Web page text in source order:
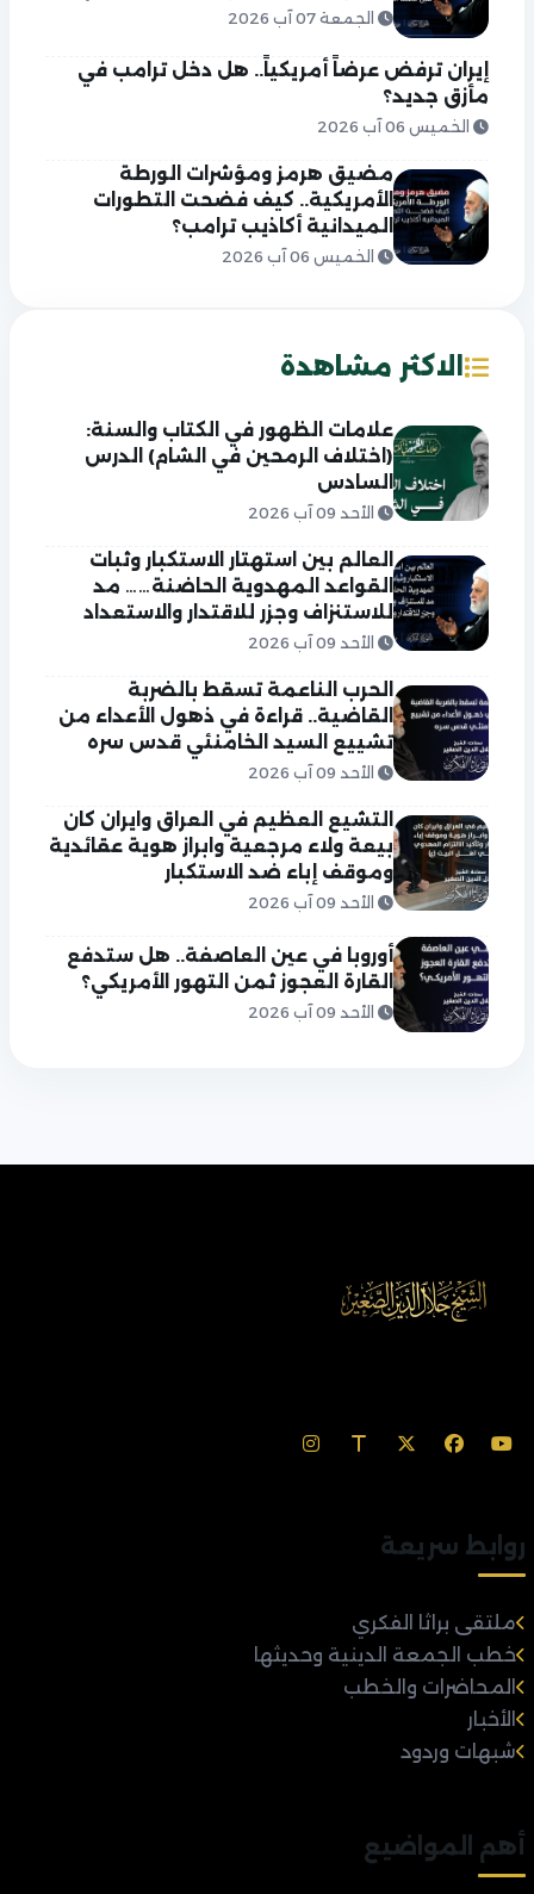
الجمعة 07 آب 2026
إيران ترفض عرضاً أمريكياً.. هل دخل ترامب في
مأزق جديد؟
الخميس 06 آب 2026
مضيق هرمز ومؤشرات الورطة
الأمريكية.. كيف فضحت التطورات
الميدانية أكاذيب ترامب؟
الخميس 06 آب 2026
الاكثر مشاهدة
علامات الظهور في الكتاب والسنة:
(اختلاف الرمحين في الشام) الدرس
السادس
الأحد 09 آب 2026
العالم بين استهتار الاستكبار وثبات
القواعد المهدوية الحاضنة…… مد
للاستنزاف وجزر للاقتدار والاستعداد
الأحد 09 آب 2026
الحرب الناعمة تسقط بالضربة
القاضية.. قراءة في ذهول الأعداء من
تشييع السيد الخامنئي قدس سره
الأحد 09 آب 2026
التشيع العظيم في العراق وايران كان
بيعة ولاء مرجعية وابراز هوية عقائدية
وموقف إباء ضد الاستكبار
الأحد 09 آب 2026
أوروبا في عين العاصفة.. هل ستدفع
القارة العجوز ثمن التهور الأمريكي؟
الأحد 09 آب 2026
روابط سريعة
ملتقى براثا الفكري
خطب الجمعة الدينية وحديثها
المحاضرات والخطب
الأخبار
شبهات وردود
أهم المواضيع